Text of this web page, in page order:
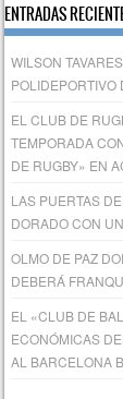
ENTRADAS
WILSON
POLIDEPORTIVO
EL CLUB DE
TEMPORADA
DE RUGBY» EN
LAS PUERTAS
DORADO CON
OLMO DE PAZ
DEBERÁ
EL «CLUB DE
ECONÓMICAS
AL BARCELONA